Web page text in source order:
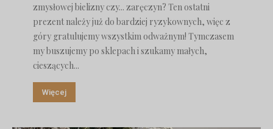
zmysłowej bielizny czy... zaręczyn? Ten ostatni
prezent należy już do bardziej ryzykownych, więc z
góry gratulujemy wszystkim odważnym! Tymczasem
my buszujemy po sklepach i szukamy małych,
cieszących...
Więcej